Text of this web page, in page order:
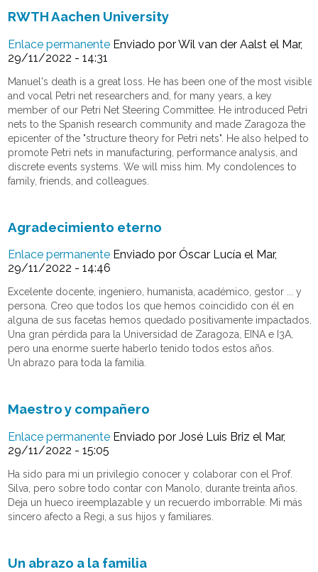
RWTH Aachen University
Enlace permanente Enviado porWil van der Aalst el Mar,
29/11/2022 - 14:31
Manuel's death is a great loss. He has been one of the most visible
and vocal Petri net researchers and, for many years, a key
member of our Petri Net Steering Committee. He introduced Petri
nets to the Spanish research community and made Zaragoza the
epicenter of the "structure theory for Petri nets". He also helped to
promote Petri nets in manufacturing, performance analysis, and
discrete events systems. We will miss him. My condolences to
family, friends, and colleagues.
Agradecimiento eterno
Enlace permanente Enviado porÓscar Lucía el Mar,
29/11/2022 - 14:46
Excelente docente, ingeniero, humanista, académico, gestor ... y
persona. Creo que todos los que hemos coincidido con él en
alguna de sus facetas hemos quedado positivamente impactados.
Una gran pérdida para la Universidad de Zaragoza, EINA e I3A,
pero una enorme suerte haberlo tenido todos estos años.
Un abrazo para toda la familia.
Maestro y compañero
Enlace permanente Enviado porJosé Luis Briz el Mar,
29/11/2022 - 15:05
Ha sido para mi un privilegio conocer y colaborar con el Prof.
Silva, pero sobre todo contar con Manolo, durante treinta años.
Deja un hueco ireemplazable y un recuerdo imborrable. Mi más
sincero afecto a Regi, a sus hijos y familiares.
Un abrazo a la familia